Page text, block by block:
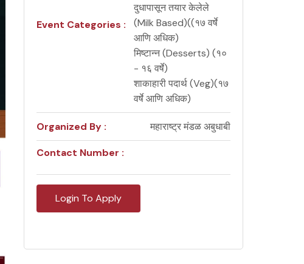
Event Categories :
दुधापासून तयार केलेले
(Milk Based)((१७ वर्षे
आणि अधिक)
मिष्टान्न (Desserts) (१०
- १६ वर्षे)
शाकाहारी पदार्थ (Veg)(१७
वर्षे आणि अधिक)
Organized By : महाराष्ट्र मंडळ अबुधाबी
Contact Number :
Login To Apply